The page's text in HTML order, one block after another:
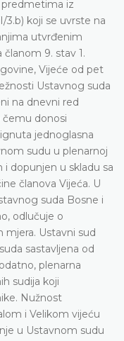
predmetima iz
3.b) koji se uvrste na
utvrđenim
9. stav 1.
Vijeće od pet
Ustavnog suda
na dnevni red
čemu donosi
jednoglasna
sudu u plenarnoj
dopunjen u skladu sa
članova Vijeća. U
suda Bosne i
odlučuje o
mjera. Ustavni sud
sastavljena od
plenarna
sudija koji
Nužnost
i Velikom vijeću
u Ustavnom sudu